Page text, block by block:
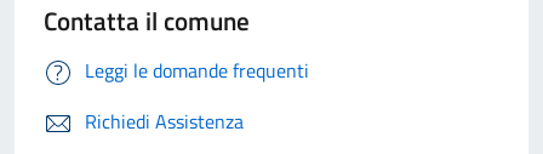
Contatta il comune
Leggi le domande frequenti
Richiedi Assistenza